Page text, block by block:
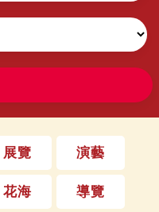
展覽 演藝
花海 導覽